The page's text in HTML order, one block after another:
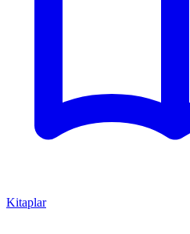
Kitaplar